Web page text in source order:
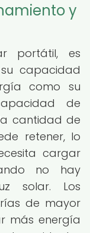
y
portátil, es
capacidad
como su
de
cantidad de
retener, lo
cargar
no hay
solar. Los
de mayor
más energía